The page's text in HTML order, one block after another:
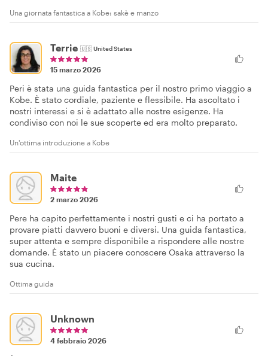
Una giornata fantastica a Kobe: sakè e manzo
Terrie 🇺🇸United States
15 marzo 2026
Peri è stata una guida fantastica per il nostro primo viaggio a
Kobe. È stato cordiale, paziente e flessibile. Ha ascoltato i
nostri interessi e si è adattato alle nostre esigenze. Ha
condiviso con noi le sue scoperte ed era molto preparato.
Un'ottima introduzione a Kobe
Maite
2 marzo 2026
Pere ha capito perfettamente i nostri gusti e ci ha portato a
provare piatti davvero buoni e diversi. Una guida fantastica,
super attenta e sempre disponibile a rispondere alle nostre
domande. È stato un piacere conoscere Osaka attraverso la
sua cucina.
Ottima guida
Unknown
4 febbraio 2026